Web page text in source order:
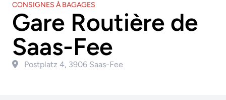
CONSIGNES À BAGAGES
Gare Routière de
Saas-Fee
Postplatz 4, 3906 Saas-Fee